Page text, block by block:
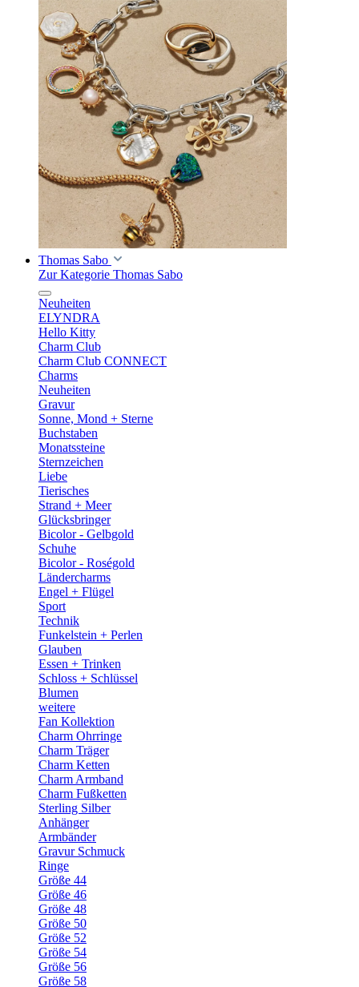
Thomas Sabo
Zur Kategorie Thomas Sabo
Neuheiten
ELYNDRA
Hello Kitty
Charm Club
Charm Club CONNECT
Charms
Neuheiten
Gravur
Sonne, Mond + Sterne
Buchstaben
Monatssteine
Sternzeichen
Liebe
Tierisches
Strand + Meer
Glücksbringer
Bicolor - Gelbgold
Schuhe
Bicolor - Roségold
Ländercharms
Engel + Flügel
Sport
Technik
Funkelstein + Perlen
Glauben
Essen + Trinken
Schloss + Schlüssel
Blumen
weitere
Fan Kollektion
Charm Ohrringe
Charm Träger
Charm Ketten
Charm Armband
Charm Fußketten
Sterling Silber
Anhänger
Armbänder
Gravur Schmuck
Ringe
Größe 44
Größe 46
Größe 48
Größe 50
Größe 52
Größe 54
Größe 56
Größe 58